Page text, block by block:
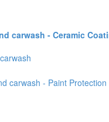
carwash - Ceramic